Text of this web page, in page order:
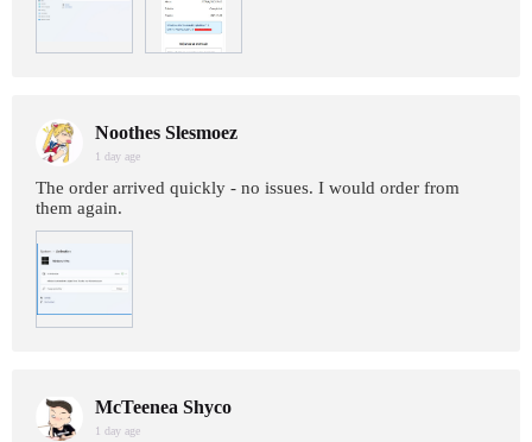
Noothes Slesmoez
1 day age
The order arrived quickly - no issues. I would order from
them again.
McTeenea Shyco
1 day age